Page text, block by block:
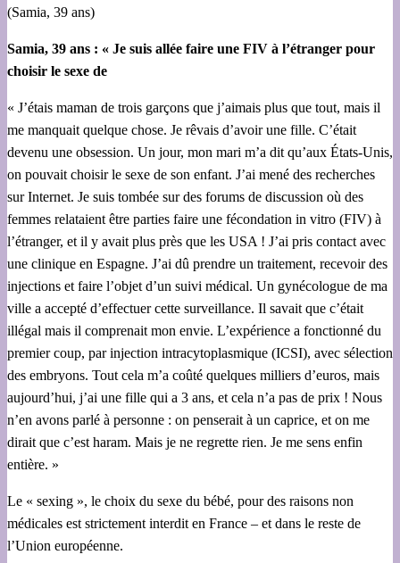
(Samia, 39 ans)
Samia, 39 ans : « Je suis allée faire une FIV à l’étranger pour
choisir le sexe de
« J’étais maman de trois garçons que j’aimais plus que tout, mais il
me manquait quelque chose. Je rêvais d’avoir une fille. C’était
devenu une obsession. Un jour, mon mari m’a dit qu’aux États-Unis,
on pouvait choisir le sexe de son enfant. J’ai mené des recherches
sur Internet. Je suis tombée sur des forums de discussion où des
femmes relataient être parties faire une fécondation in vitro (FIV) à
l’étranger, et il y avait plus près que les USA ! J’ai pris contact avec
une clinique en Espagne. J’ai dû prendre un traitement, recevoir des
injections et faire l’objet d’un suivi médical. Un gynécologue de ma
ville a accepté d’effectuer cette surveillance. Il savait que c’était
illégal mais il comprenait mon envie. L’expérience a fonctionné du
premier coup, par injection intracytoplasmique (ICSI), avec sélection
des embryons. Tout cela m’a coûté quelques milliers d’euros, mais
aujourd’hui, j’ai une fille qui a 3 ans, et cela n’a pas de prix ! Nous
n’en avons parlé à personne : on penserait à un caprice, et on me
dirait que c’est haram. Mais je ne regrette rien. Je me sens enfin
entière. »
Le « sexing », le choix du sexe du bébé, pour des raisons non
médicales est strictement interdit en France – et dans le reste de
l’Union européenne.